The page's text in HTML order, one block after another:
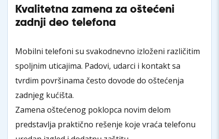
Kvalitetna zamena za oštećeni
zadnji deo telefona
Mobilni telefoni su svakodnevno izloženi različitim
spoljnim uticajima. Padovi, udarci i kontakt sa
tvrdim površinama često dovode do oštećenja
zadnjeg kućišta.
Zamena oštećenog poklopca novim delom
predstavlja praktično rešenje koje vraća telefonu